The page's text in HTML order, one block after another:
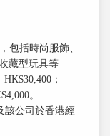
包括時尚服飾、
藏型玩具等
；
。
該公司於香港經